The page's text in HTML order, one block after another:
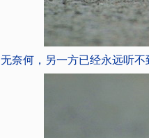
无奈何，另一方已经永远听不